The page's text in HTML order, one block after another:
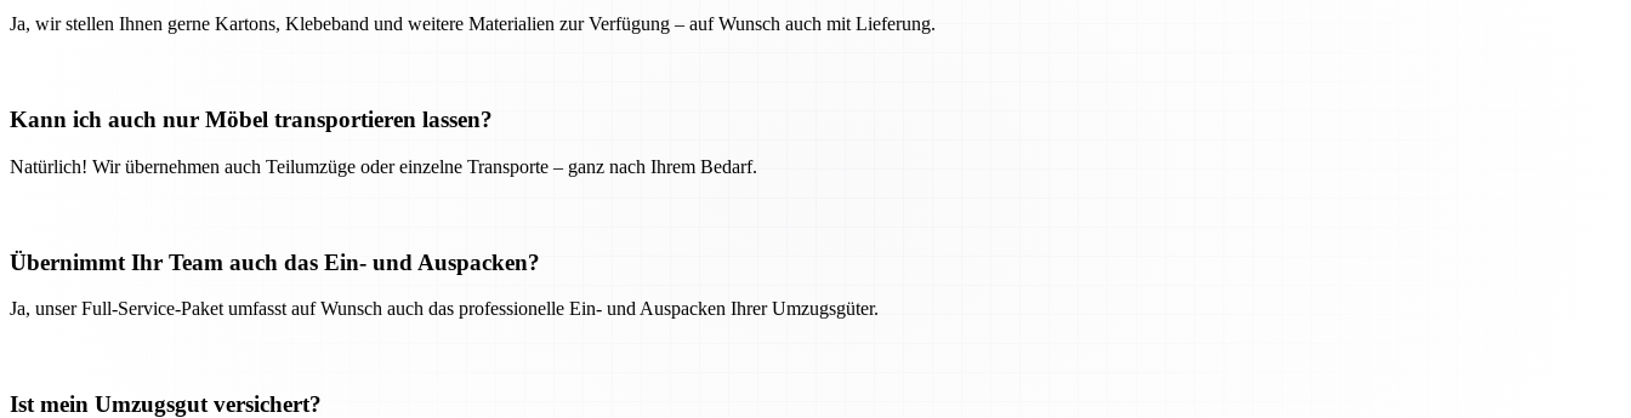
Ja, wir stellen Ihnen gerne Kartons, Klebeband und weitere Materialien zur Verfügung – auf Wunsch auch mit Lieferung.
Kann ich auch nur Möbel transportieren lassen?
Natürlich! Wir übernehmen auch Teilumzüge oder einzelne Transporte – ganz nach Ihrem Bedarf.
Übernimmt Ihr Team auch das Ein- und Auspacken?
Ja, unser Full-Service-Paket umfasst auf Wunsch auch das professionelle Ein- und Auspacken Ihrer Umzugsgüter.
Ist mein Umzugsgut versichert?